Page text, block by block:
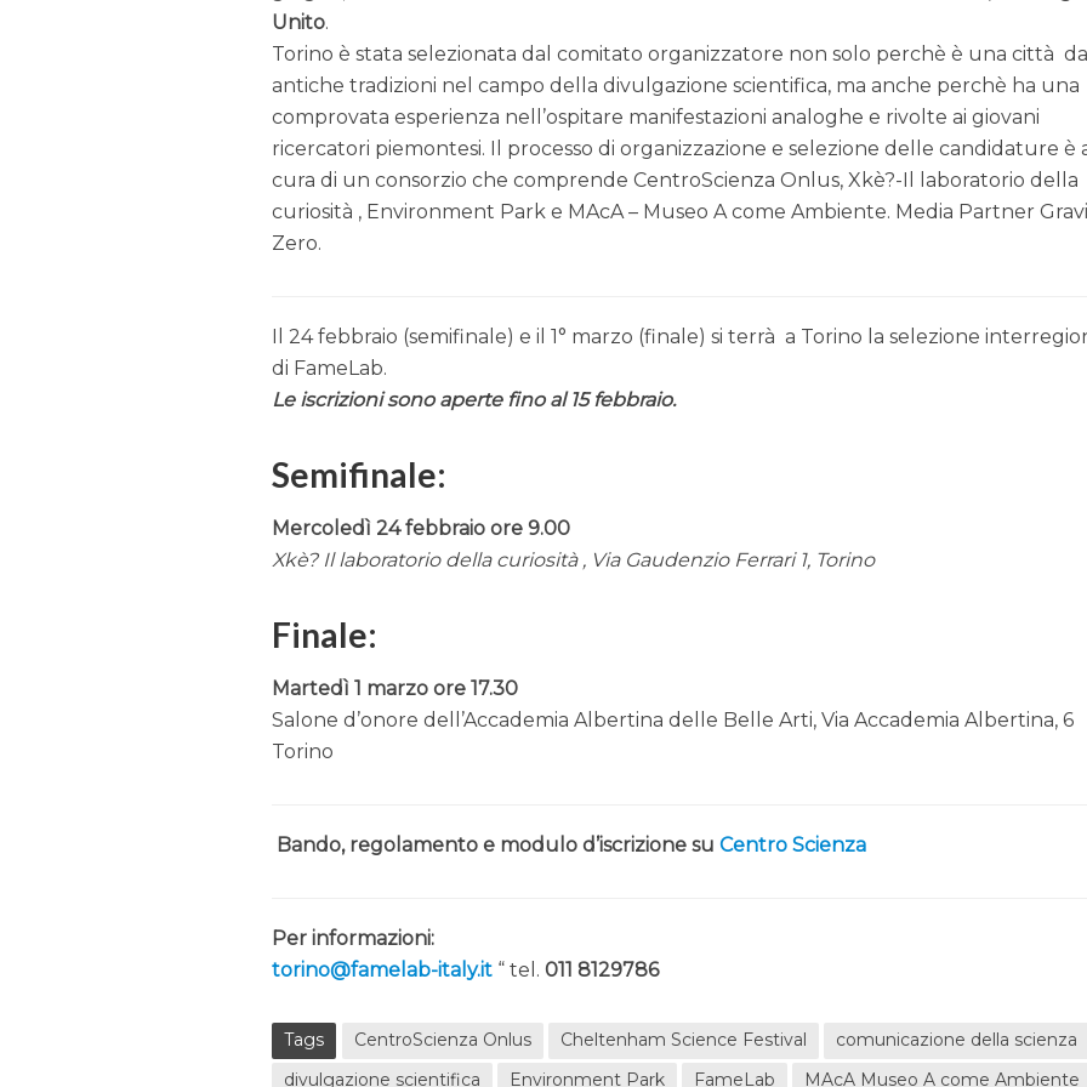
Unito.
Torino è stata selezionata dal comitato organizzatore non solo perchè è una città
antiche tradizioni nel campo della divulgazione scientifica, ma anche perchè ha una
comprovata esperienza nell’ospitare manifestazioni analoghe e rivolte ai giovani
ricercatori piemontesi. Il processo di organizzazione e selezione delle candidature è
cura di un consorzio che comprende CentroScienza Onlus, Xkè?-Il laboratorio della
curiosità , Environment Park e MAcA – Museo A come Ambiente. Media Partner
Zero.
Il 24 febbraio (semifinale) e il 1° marzo (finale) si terrà a Torino la selezione
di FameLab.
Le iscrizioni sono aperte fino al 15 febbraio.
Semifinale:
Mercoledì 24 febbraio ore 9.00
Xkè? Il laboratorio della curiosità , Via Gaudenzio Ferrari 1, Torino
Finale:
Martedì 1 marzo ore 17.30
Salone d’onore dell’Accademia Albertina delle Belle Arti, Via Accademia Albertina, 6
Torino
Bando, regolamento e modulo d’iscrizione suCentro Scienza
Per informazioni:
torino@famelab-italy.it “ tel.011 8129786
Tags CentroScienza Onlus Cheltenham Science Festival
comunicazione della scienza
divulgazione scientifica
Environment Park FameLab MAcA Museo A come Ambiente